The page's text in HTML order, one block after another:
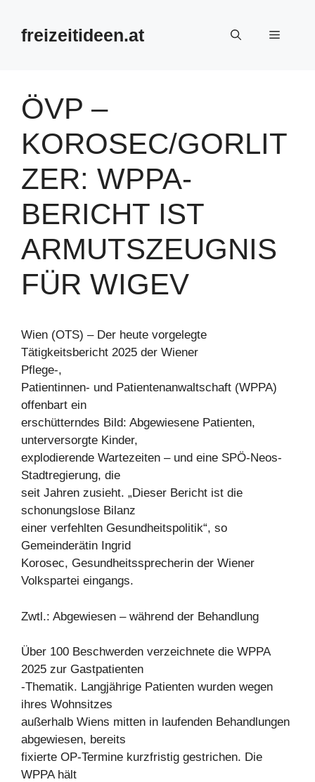
Inhalt
springenfreizeitideen.at Menü
ÖVP –
KOROSEC/GORLIT
ZER: WPPA-
BERICHT IST
ARMUTSZEUGNIS
FÜR WIGEV
Wien (OTS) – Der heute vorgelegte
Tätigkeitsbericht 2025 der Wiener
Pflege-,
Patientinnen- und Patientenanwaltschaft (WPPA)
offenbart ein
erschütterndes Bild: Abgewiesene Patienten,
unterversorgte Kinder,
explodierende Wartezeiten – und eine SPÖ-Neos-
Stadtregierung, die
seit Jahren zusieht. „Dieser Bericht ist die
schonungslose Bilanz
einer verfehlten Gesundheitspolitik“, so
Gemeinderätin Ingrid
Korosec, Gesundheitssprecherin der Wiener
Volkspartei eingangs.
Zwtl.: Abgewiesen – während der Behandlung
Über 100 Beschwerden verzeichnete die WPPA
2025 zur Gastpatienten
-Thematik. Langjährige Patienten wurden wegen
ihres Wohnsitzes
außerhalb Wiens mitten in laufenden Behandlungen
abgewiesen, bereits
fixierte OP-Termine kurzfristig gestrichen. Die
WPPA hält